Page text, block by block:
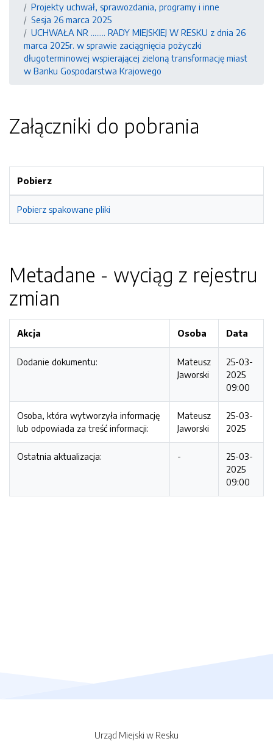
Projekty uchwał, sprawozdania, programy i inne
Sesja 26 marca 2025
UCHWAŁA NR ........ RADY MIEJSKIEJ W RESKU z dnia 26
marca 2025r. w sprawie zaciągnięcia pożyczki
długoterminowej wspierającej zieloną transformację miast
w Banku Gospodarstwa Krajowego
Załączniki do pobrania
Pobierz
Pobierz spakowane pliki
Metadane - wyciąg z rejestru
zmian
Akcja Osoba Data
Dodanie dokumentu:
Mateusz
Jaworski
25-03-
2025
09:00
Osoba, która wytworzyła informację
lub odpowiada za treść informacji:
Mateusz
Jaworski
25-03-
2025
Ostatnia aktualizacja: -
25-03-
2025
09:00
Urząd Miejski w Resku